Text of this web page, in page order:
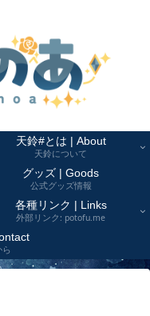
天鈴#とは | About
天鈴について
グッズ | Goods
公式グッズ情報
各種リンク | Links
外部リンク: potofu.me
ら